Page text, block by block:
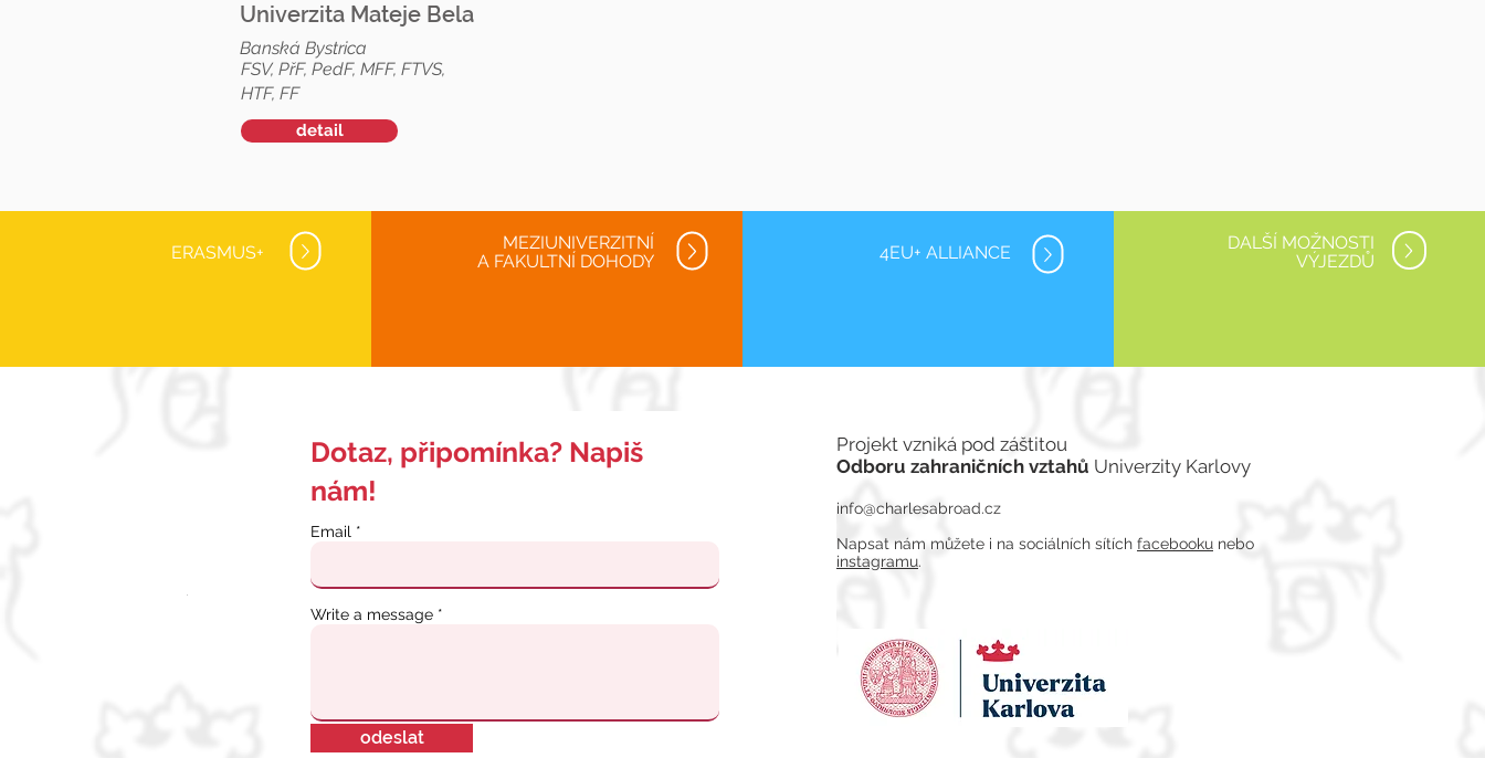
Univerzita Mateje Bela
Banská Bystrica
FSV, PřF, PedF, MFF, FTVS,
HTF, FF
detail
ERASMUS+
MEZIUNIVERZITNÍ
A FAKULTNÍ DOHODY 4EU+ ALLIANCE
DALŠÍ MOŽNOSTI
VÝJEZDŮ
Dotaz, připomínka? Napiš
nám!
Email
Write a message
odeslat
Projekt vzniká pod záštitou
Odboru zahraničních vztahů Univerzity Karlovy
info@charlesabroad.cz
Napsat nám můžete i na sociálních sítích facebooku nebo
instagramu.